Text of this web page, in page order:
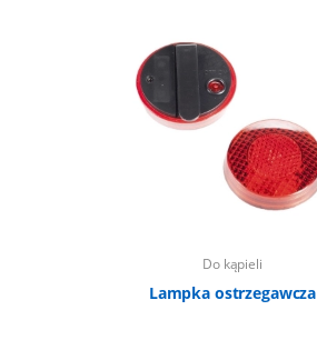
Do kąpieli
Lampka ostrzegawcza